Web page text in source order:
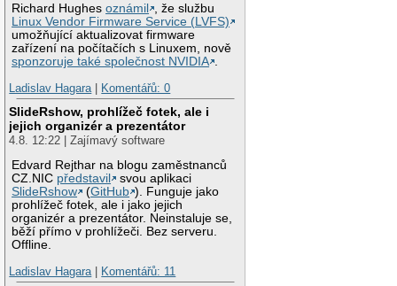
Richard Hughesoznámil
, že službu
Linux Vendor Firmware Service (LVFS)
umožňující aktualizovat firmware
zařízení na počítačích s Linuxem, nově
sponzoruje také společnost NVIDIA .
Ladislav Hagara| Komentářů: 0
SlideRshow, prohlížeč fotek, ale i
jejich organizér a prezentátor
4.8. 12:22 | Zajímavý software
Edvard Rejthar na blogu zaměstnanců
CZ.NIC představil
svou aplikaci
SlideRshow
(GitHub ). Funguje jako
prohlížeč fotek, ale i jako jejich
organizér a prezentátor. Neinstaluje se,
běží přímo v prohlížeči. Bez serveru.
Offline.
Ladislav Hagara| Komentářů: 11